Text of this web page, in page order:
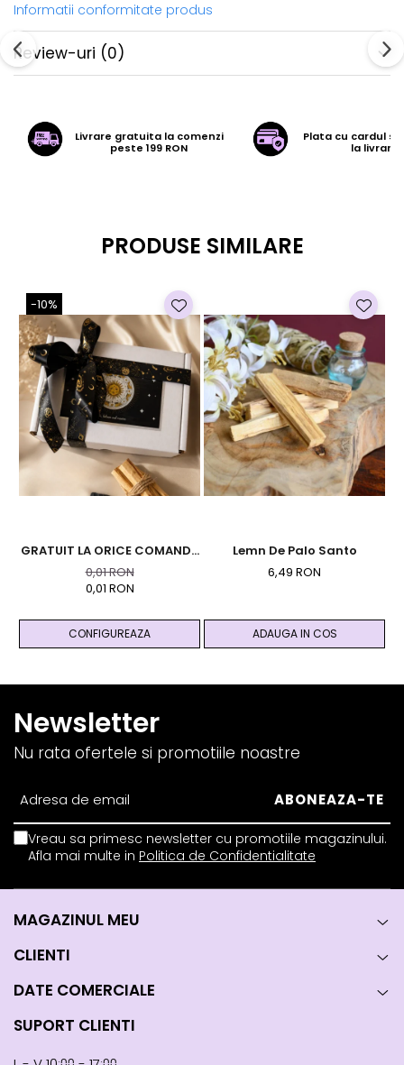
Informatii conformitate produs
Review-uri (0)
Livrare gratuita la comenzi
peste 199 RON
Plata cu cardul
la livrare
PRODUSE SIMILARE
-10%
GRATUIT LA ORICE COMANDA
PESTE 99 RON - Cutie
Personalizata Cadou Black
0,01 RON
0,01 RON
CONFIGUREAZA
Lemn De Palo Santo
6,49 RON
ADAUGA IN COS
Newsletter
Nu rata ofertele si promotiile noastre
Vreau sa primesc newsletter cu promotiile magazinului.
Afla mai multe in Politica de Confidentialitate
MAGAZINUL MEU
CLIENTI
DATE COMERCIALE
SUPORT CLIENTI